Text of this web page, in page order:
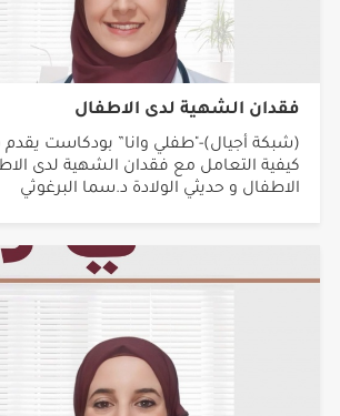
فقدان الشهية لدى الاطفال
(شبكة أجيال)-"طفلي وانا” بودكاست
كيفية التعامل مع فقدان الشهية لدى
الاطفال و حديثي الولادة د.سما البرغوثي